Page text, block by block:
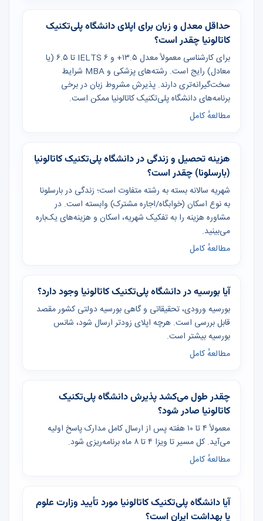
حداقل معدل و زبان برای اپلای دانشگاه پلی‌تکنیک
کاتالونیا چقدر است؟
برای کارشناسی معمولاً معدل ۱۳.۵+ و IELTS ۶ تا ۶.۵ (یا
معادل) رایج است. رشته‌های پزشکی و MBA شرایط
سخت‌گیرانه‌تری دارند. پذیرش مشروط زبان در برخی
برنامه‌های دانشگاه پلی‌تکنیک کاتالونیا ممکن است.
مطالعهٔ کامل
هزینه تحصیل و زندگی در دانشگاه پلی‌تکنیک کاتالونیا
(بارسلونا) چقدر است؟
شهریه سالانه بسته به رشته متفاوت است؛ زندگی در بارسلونا
به نوع اسکان (خوابگاه/اجاره مشترک) وابسته است. در
مشاوره هزینه را به تفکیک شهریه، اسکان و هزینه‌های یک‌باره
می‌بینید.
مطالعهٔ کامل
آیا بورسیه در دانشگاه پلی‌تکنیک کاتالونیا وجود دارد؟
بورسیه ورودی، تحقیقاتی و گاهی بورسیه دولتی کشور مقصد
قابل بررسی است. هرچه اپلای زودتر ارسال شود، شانس
بورسیه بیشتر است.
مطالعهٔ کامل
چقدر طول می‌کشد پذیرش دانشگاه پلی‌تکنیک
کاتالونیا صادر شود؟
معمولاً ۴ تا ۱۰ هفته پس از ارسال کامل مدارک پاسخ اولیه
می‌آید. کل مسیر تا ویزا ۴ تا ۸ ماه برنامه‌ریزی شود.
مطالعهٔ کامل
آیا دانشگاه پلی‌تکنیک کاتالونیا مورد تأیید وزارت علوم
یا بهداشت ایران است؟